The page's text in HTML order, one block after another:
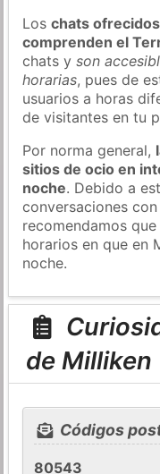
Loschats
comprenden el
chats yson
horarias, pues de
usuarios a horas
de visitantes en tu
Por norma general,
sitios de ocio en
noche. Debido a
conversaciones
recomendamos
horarios en que en
noche.
de Milliken
Códigos
80543